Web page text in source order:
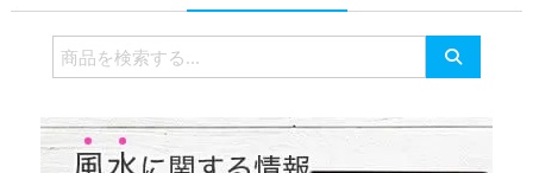
検
索
象: